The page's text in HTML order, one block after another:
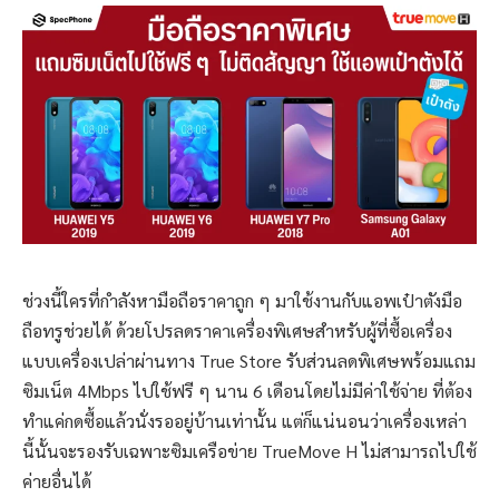
ช่วงนี้ใครที่กำลังหามือถือราคาถูก ๆ มาใช้งานกับแอพเป๋าตังมือ
ถือทรูช่วยได้ ด้วยโปรลดราคาเครื่องพิเศษสำหรับผู้ที่ซื้อเครื่อง
แบบเครื่องเปล่าผ่านทาง True Store รับส่วนลดพิเศษพร้อมแถม
ซิมเน็ต 4Mbps ไปใช้ฟรี ๆ นาน 6 เดือนโดยไม่มีค่าใช้จ่าย ที่ต้อง
ทำแค่กดซื้อแล้วนั่งรออยู่บ้านเท่านั้น แต่ก็แน่นอนว่าเครื่องเหล่า
นี้นั้นจะรองรับเฉพาะซิมเครือข่าย TrueMove H ไม่สามารถไปใช้
ค่ายอื่นได้